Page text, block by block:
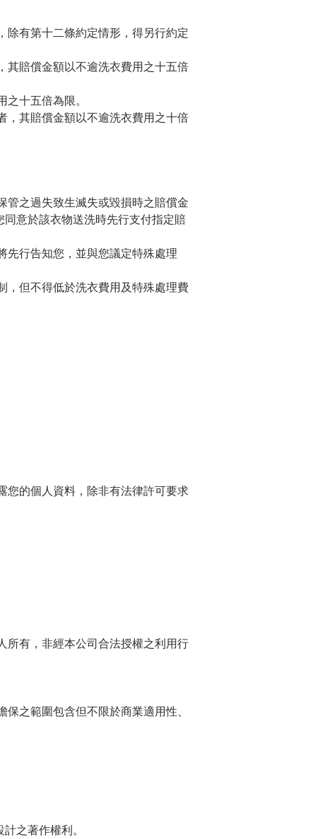
除有第十二條約定情形，得另行約定
其賠償金額以不逾洗衣費用之十五倍
十五倍為限。
，其賠償金額以不逾洗衣費用之十倍
管之過失致生滅失或毀損時之賠償金
意於該衣物送洗時先行支付指定賠
先行告知您，並與您議定特殊處理
，但不得低於洗衣費用及特殊處理費
您的個人資料，除非有法律許可要求
所有，非經本公司合法授權之利用行
之範圍包含但不限於商業適用性、
之著作權利。